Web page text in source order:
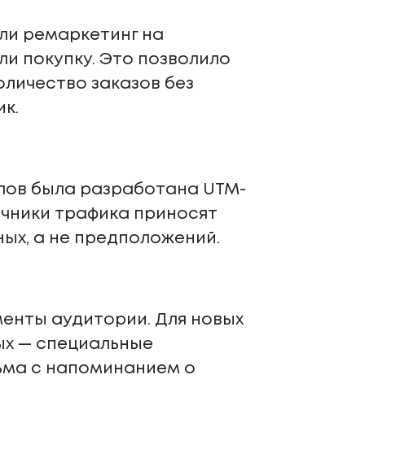
ремаркетинг на
покупку. Это позволило
заказов без
была разработана UTM-
трафика приносят
а не предположений.
аудитории. Для новых
— специальные
с напоминанием о